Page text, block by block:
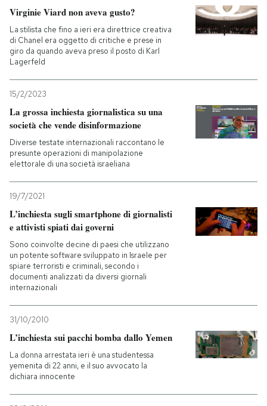
AREA PERSONALE
Entra
Virginie Viard non aveva gusto?
La stilista che fino a ieri era direttrice creativa
di Chanel era oggetto di critiche e prese in
giro da quando aveva preso il posto di Karl
Lagerfeld
15/2/2023
La grossa inchiesta giornalistica su una
società che vende disinformazione
Diverse testate internazionali raccontano le
presunte operazioni di manipolazione
elettorale di una società israeliana
19/7/2021
L’inchiesta sugli smartphone di giornalisti
e attivisti spiati dai governi
Sono coinvolte decine di paesi che utilizzano
un potente software sviluppato in Israele per
spiare terroristi e criminali, secondo i
documenti analizzati da diversi giornali
internazionali
31/10/2010
L’inchiesta sui pacchi bomba dallo Yemen
La donna arrestata ieri è una studentessa
yemenita di 22 anni, e il suo avvocato la
dichiara innocente